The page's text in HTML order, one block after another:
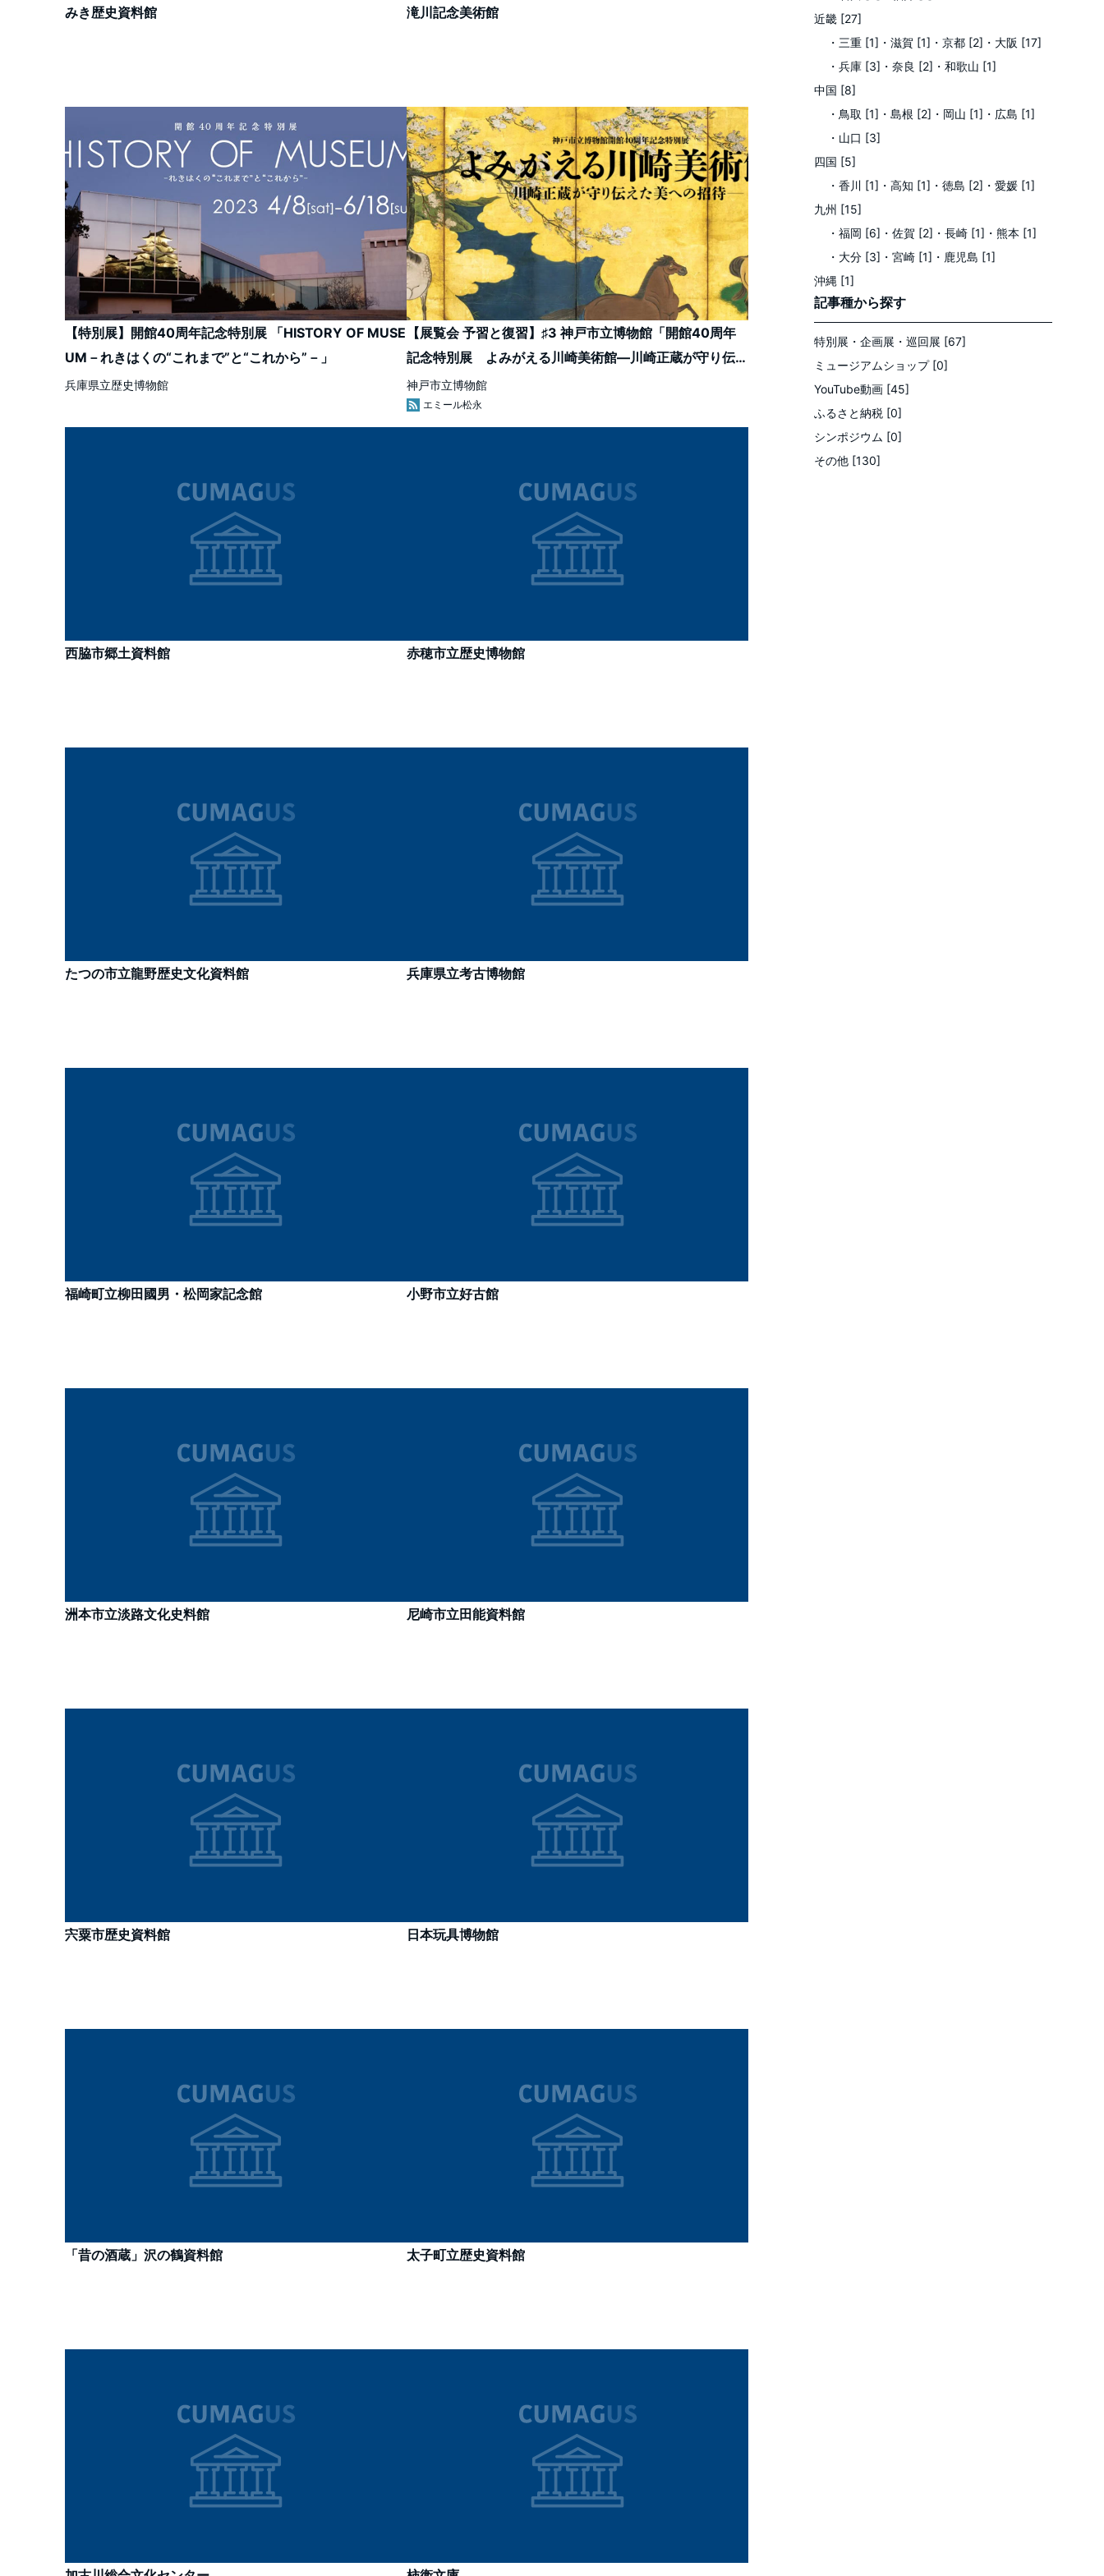
みき歴史資料館 滝川記念美術館
【特別展】開館40周年記念特別展 「HISTORY OF MUSE
UM－れきはくの“これまで”と“これから”－」
兵庫県立歴史博物館
【展覧会 予習と復習】♯3 神戸市立博物館「開館40周年
記念特別展 よみがえる川崎美術館―川崎正蔵が守り伝え
た美への招待―」
神戸市立博物館
エミール松永
西脇市郷土資料館 赤穂市立歴史博物館
たつの市立龍野歴史文化資料館 兵庫県立考古博物館
福崎町立柳田國男・松岡家記念館 小野市立好古館
洲本市立淡路文化史料館 尼崎市立田能資料館
宍粟市歴史資料館 日本玩具博物館
「昔の酒蔵」沢の鶴資料館 太子町立歴史資料館
近畿 [27]
・三重 [1] ・滋賀 [1] ・京都 [2] ・大阪 [17]
・兵庫 [3] ・奈良 [2] ・和歌山 [1]
中国 [8]
・鳥取 [1] ・島根 [2] ・岡山 [1] ・広島 [1]
・山口 [3]
四国 [5]
・香川 [1] ・高知 [1] ・徳島 [2] ・愛媛 [1]
九州 [15]
・福岡 [6] ・佐賀 [2] ・長崎 [1] ・熊本 [1]
・大分 [3] ・宮崎 [1] ・鹿児島 [1]
沖縄 [1]
記事種から探す
特別展・企画展・巡回展 [67]
ミュージアムショップ [0]
YouTube動画 [45]
ふるさと納税 [0]
シンポジウム [0]
その他 [130]